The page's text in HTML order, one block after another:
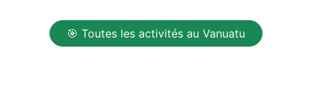
🎯 Toutes les activités au Vanuatu